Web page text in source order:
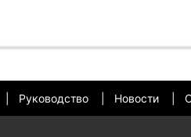
Руководство Новости